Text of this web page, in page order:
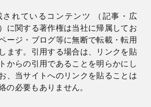
されているコンテンツ （記事・広
に関する著作権は当社に帰属してお
ージ・ブログ等に無断で転載・転用
ます。引用する場合は、リンクを貼
からの引用であることを明らかにし
、当サイトへのリンクを貼ることは
の必要もありません。